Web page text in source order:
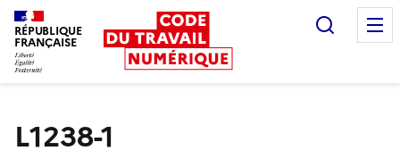
RÉPUBLIQUE
FRANÇAISE
L1238-1